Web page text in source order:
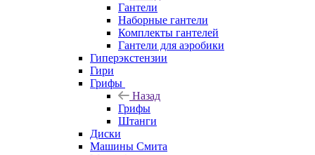
Гантели
Наборные гантели
Комплекты гантелей
Гантели для аэробики
Гиперэкстензии
Гири
Грифы
Назад
Грифы
Штанги
Диски
Машины Смита